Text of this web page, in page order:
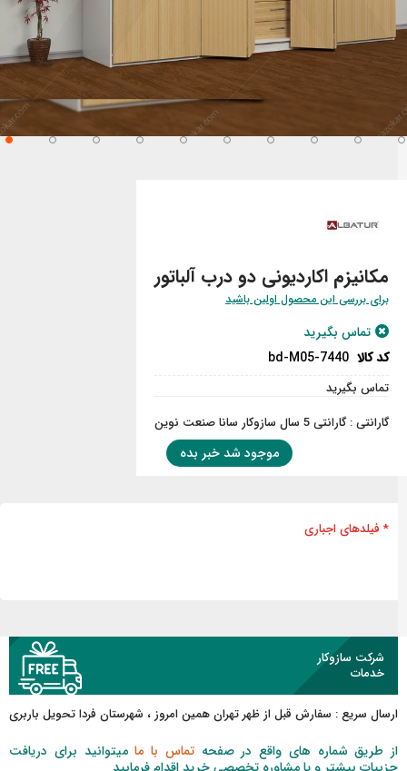
مکانیزم اکاردیونی دو درب آلباتور
برای بررسی این محصول اولین باشید
تماس بگیرید
کد کالا bd-M05-7440
تماس بگیرید
موجود شد خبر بده
گارانتی : گارانتی 5 سال سازوکار سانا صنعت نوین
* فیلدهای اجباری
شرکت سازوکار
خدمات
ارسال سریع :سفارش قبل از ظهرتهران همین امروز ، شهرستان فردا تحویل باربری
از طریق شماره های واقع در صفحهتماس با ما
میتوانید برای دریافت